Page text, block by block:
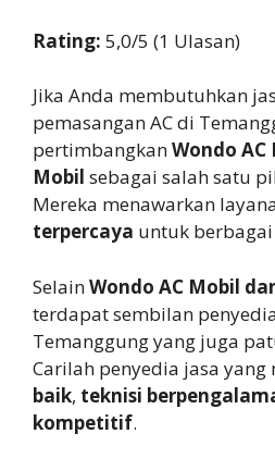
Rating: 5,0/5 (1 Ulasan)
Jika Anda membutuhkan
pemasangan AC di
pertimbangkanWondo
Mobil sebagai salah satu
Mereka menawarkan
terpercaya untuk berbagai
SelainWondo AC Mobil
terdapat sembilan
Temanggung yang juga
Carilah penyedia jasa
baik, teknisi
kompetitif.